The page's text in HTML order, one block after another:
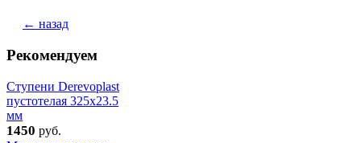
← назад
Рекомендуем
Ступени Derevoplast
пустотелая 325x23.5
мм
1450 руб.